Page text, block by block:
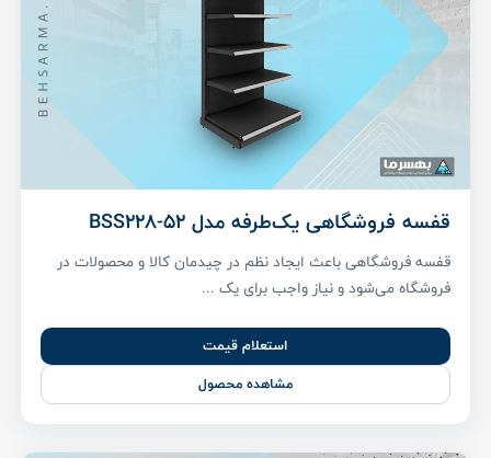
قفسه فروشگاهی یک‌طرفه مدل BSS228-52
قفسه فروشگاهی باعث ایجاد نظم در چیدمان کالا و محصولات در
فروشگاه می‌شود و نیاز واجب برای یک ...
استعلام قیمت
مشاهده محصول